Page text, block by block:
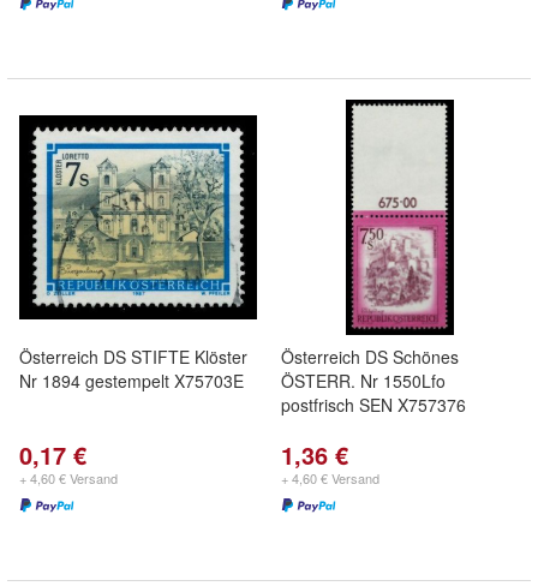
Österreich DS STIFTE Klöster
Nr 1894 gestempelt X75703E
0,17 €
+ 4,60 € Versand
Österreich DS Schönes
ÖSTERR. Nr 1550Lfo
postfrisch SEN X757376
1,36 €
+ 4,60 € Versand